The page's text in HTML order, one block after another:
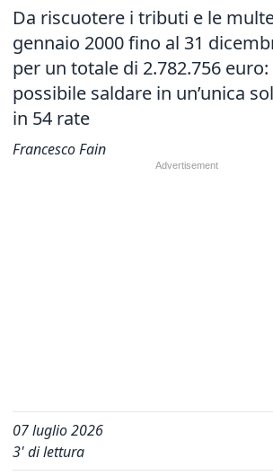
Da riscuotere i tributi e le
gennaio 2000 fino al 31
per un totale di 2.782.756 euro:
possibile saldare in un’unica
in 54 rate
Francesco Fain
07 luglio 2026
3' di lettura